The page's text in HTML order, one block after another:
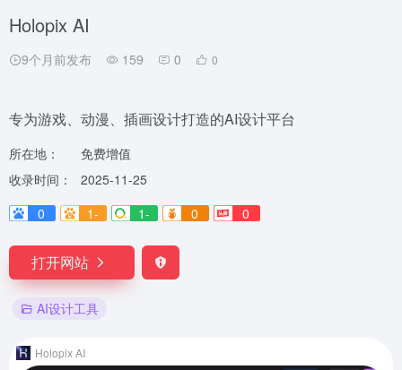
Holopix AI
9个月前发布 159 0 0
专为游戏、动漫、插画设计打造的AI设计平台
所在地：
免费增值
收录时间：
2025-11-25
0
1- 1- 0 0
打开网站
AI设计工具
Holopix AI